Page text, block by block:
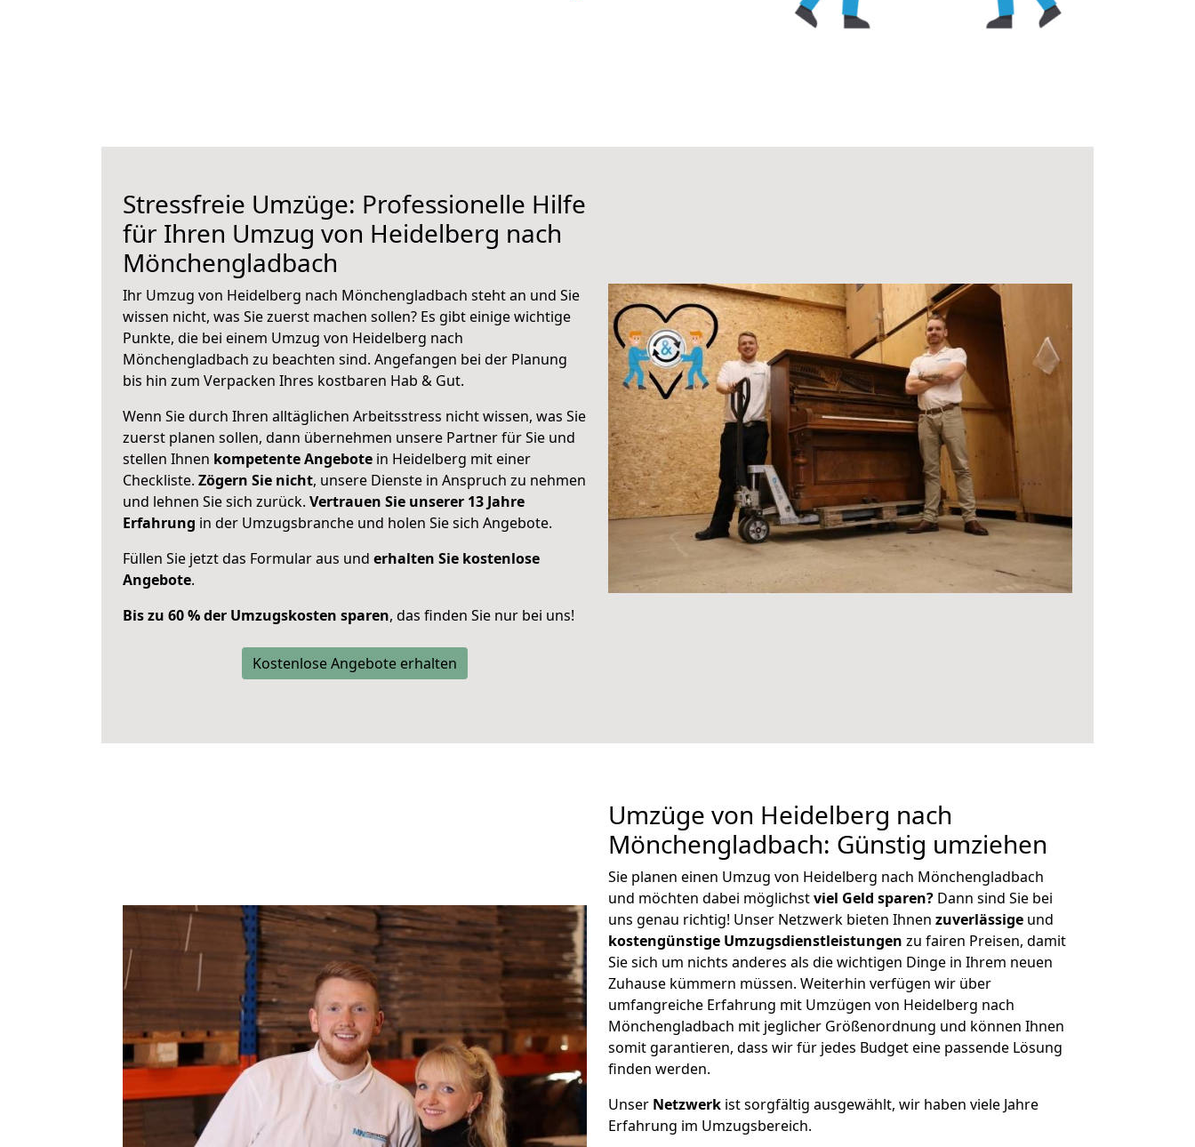
Stressfreie Umzüge: Professionelle Hilfe
für Ihren Umzug von Heidelberg nach
Mönchengladbach
Ihr Umzug von Heidelberg nach Mönchengladbach steht an und Sie
wissen nicht, was Sie zuerst machen sollen? Es gibt einige wichtige
Punkte, die bei einem Umzug von Heidelberg nach
Mönchengladbach zu beachten sind. Angefangen bei der Planung
bis hin zum Verpacken Ihres kostbaren Hab & Gut.
Wenn Sie durch Ihren alltäglichen Arbeitsstress nicht wissen, was Sie
zuerst planen sollen, dann übernehmen unsere Partner für Sie und
stellen Ihnen kompetente Angebote in Heidelberg mit einer
Checkliste. Zögern Sie nicht, unsere Dienste in Anspruch zu nehmen
und lehnen Sie sich zurück. Vertrauen Sie unserer 13 Jahre
Erfahrung in der Umzugsbranche und holen Sie sich Angebote.
Füllen Sie jetzt das Formular aus und erhalten Sie kostenlose
Angebote.
Bis zu 60 % der Umzugskosten sparen, das finden Sie nur bei uns!
Kostenlose Angebote erhalten
Umzüge von Heidelberg nach
Mönchengladbach: Günstig umziehen
Sie planen einen Umzug von Heidelberg nach Mönchengladbach
und möchten dabei möglichstviel Geld sparen? Dann sind Sie bei
uns genau richtig! Unser Netzwerk bieten Ihnen zuverlässige und
kostengünstige Umzugsdienstleistungen zu fairen Preisen, damit
Sie sich um nichts anderes als die wichtigen Dinge in Ihrem neuen
Zuhause kümmern müssen. Weiterhin verfügen wir über
umfangreiche Erfahrung mit Umzügen von Heidelberg nach
Mönchengladbach mit jeglicher Größenordnung und können Ihnen
somit garantieren, dass wir für jedes Budget eine passende Lösung
finden werden.
Unser Netzwerk ist sorgfältig ausgewählt, wir haben viele Jahre
Erfahrung im Umzugsbereich.